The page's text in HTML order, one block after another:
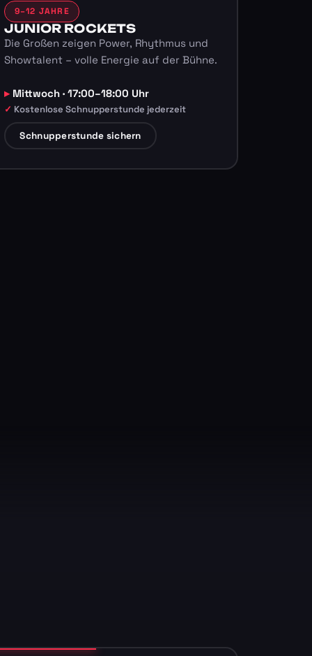
9–12 JAHRE
JUNIOR ROCKETS
Die Großen zeigen Power, Rhythmus und
Showtalent – volle Energie auf der Bühne.
Mittwoch · 17:00–18:00 Uhr
Kostenlose Schnupperstunde jederzeit
Schnupperstunde sichern